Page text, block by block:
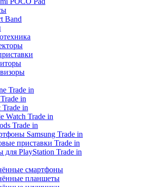
Band
Trade in
in
Trade in
Watch Trade in
Trade in
Samsung Trade in
приставки Trade in
для PlayStation Trade in
смартфоны
планшеты